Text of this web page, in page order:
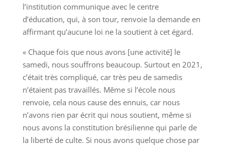
l’institution communique avec le centre
d’éducation, qui, à son tour, renvoie la demande en
affirmant qu’aucune loi ne la soutient à cet égard.
« Chaque fois que nous avons [une activité] le
samedi, nous souffrons beaucoup. Surtout en 2021,
c’était très compliqué, car très peu de samedis
n’étaient pas travaillés. Même si l’école nous
renvoie, cela nous cause des ennuis, car nous
n’avons rien par écrit qui nous soutient, même si
nous avons la constitution brésilienne qui parle de
la liberté de culte. Si nous avons quelque chose par